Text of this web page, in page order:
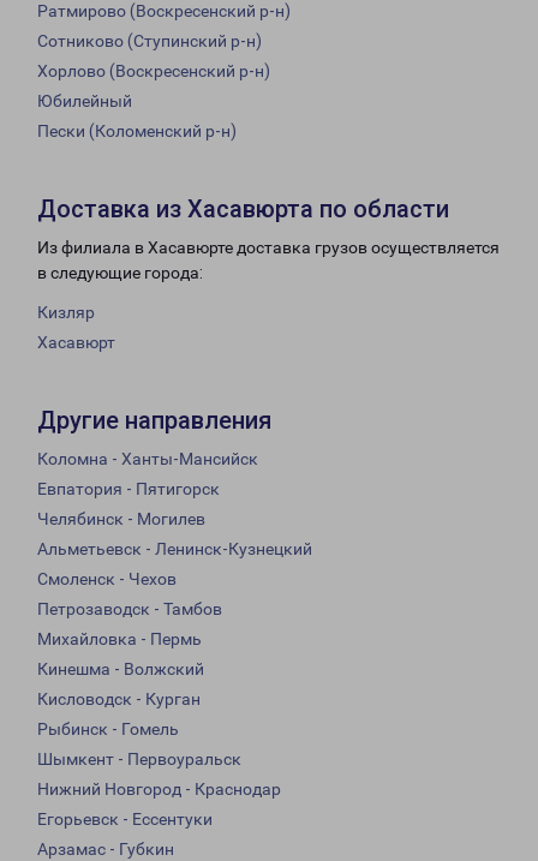
Ратмирово (Воскресенский р-н)
Сотниково (Ступинский р-н)
Хорлово (Воскресенский р-н)
Юбилейный
Пески (Коломенский р-н)
Доставка из Хасавюрта по области
Из филиала в Хасавюрте доставка грузов осуществляется
в следующие города:
Кизляр
Хасавюрт
Другие направления
Коломна - Ханты-Мансийск
Евпатория - Пятигорск
Челябинск - Могилев
Альметьевск - Ленинск-Кузнецкий
Смоленск - Чехов
Петрозаводск - Тамбов
Михайловка - Пермь
Кинешма - Волжский
Кисловодск - Курган
Рыбинск - Гомель
Шымкент - Первоуральск
Нижний Новгород - Краснодар
Егорьевск - Ессентуки
Арзамас - Губкин